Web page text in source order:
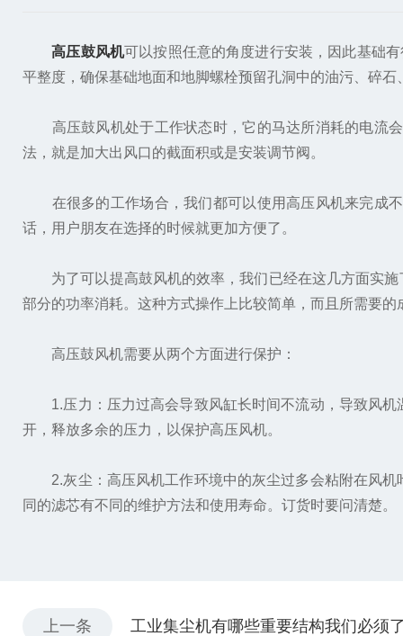
高压鼓风机可以按照任意的角度进行安装，因此基础
平整度，确保基础地面和地脚螺栓预留孔洞中的油污、碎石
高压鼓风机处于工作状态时，它的马达所消耗的电流会
法，就是加大出风口的截面积或是安装调节阀。
在很多的工作场合，我们都可以使用高压风机来完成不
话，用户朋友在选择的时候就更加方便了。
为了可以提高鼓风机的效率，我们已经在这几方面实施
部分的功率消耗。这种方式操作上比较简单，而且所需要
高压鼓风机需要从两个方面进行保护：
1.压力：压力过高会导致风缸长时间不流动，导致风机
开，释放多余的压力，以保护高压风机。
2.灰尘：高压风机工作环境中的灰尘过多会粘附在风机
同的滤芯有不同的维护方法和使用寿命。订货时要问清楚。
上一条 工业集尘机有哪些重要结构我们必须